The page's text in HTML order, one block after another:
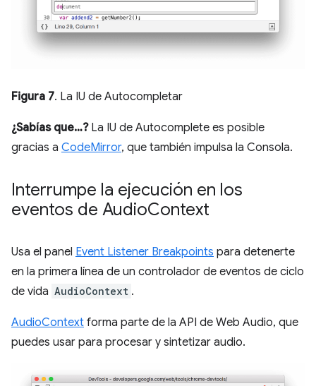
Figura 7. La IU de Autocompletar
¿Sabías que…?La IU de Autocomplete es posible
gracias a CodeMirror, que también impulsa la Consola.
Interrumpe la ejecución en los
eventos de AudioContext
Usa el panel Event Listener Breakpoints para detenerte
en la primera línea de un controlador de eventos de ciclo
de vida AudioContext .
AudioContext forma parte de la API de Web Audio, que
puedes usar para procesar y sintetizar audio.